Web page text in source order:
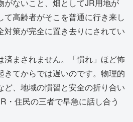
がないこと、畑としてJR用地が
て高齢者がそこを普通に行き来し
対策が完全に置き去りにされてい
済まされません。「慣れ」ほど怖
きてからでは遅いのです。物理的
ど、地域の慣習と安全の折り合い
・住民の三者で早急に話し合う